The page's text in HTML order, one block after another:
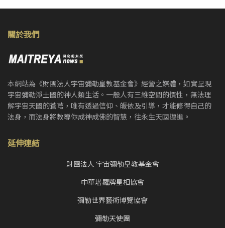
關於我們
本網站為《財團法人宇宙彌勒皇教基金會》經營之媒體，如實呈現
宇宙彌勒淨土國的神人類生活。一般人有三維空間的慣性，無法理
解宇宙天國的蒼芎，唯有透過信仰、皈依及引導，才能修得自己的
法身，而法身將教導你成神成佛的智慧，往永生天國邁進。
延伸連結
財團法人 宇宙彌勒皇教基金會
中華塔羅牌星相協會
彌勒世界藝術博覽協會
彌勒天使團